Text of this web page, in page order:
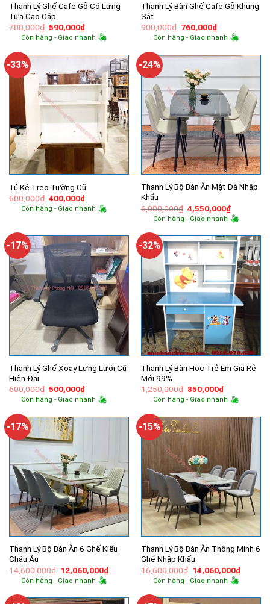
Thanh Lý Ghế Cafe Gỗ Có Lưng
Tựa Cao Cấp
700,000₫ Giá
gốc
là:
590,000₫Giá
hiện
tại
590,000₫.
Còn hàng - Giao nhanh
Thanh Lý Bàn Ghế Cafe Gỗ Khung
Sắt
900,000₫ Giá
gốc
là:
760,000₫Giá
hiện
tại
760,000₫.
Còn hàng - Giao nhanh
-33%
Tủ Kệ Treo Tường Cũ
600,000₫ Giá
gốc
là:
400,000₫Giá
hiện
tại
Còn hàng - Giao nhanh
-24%
Thanh Lý Bộ Bàn Ăn Mặt Đá Nhập
Khẩu
6,000,000₫ Giá
gốc
là:
4,550,000₫Giá
hiện
tại
Còn hàng - Giao nhanh
-17%
Thanh Lý Ghế Xoay Lưng Lưới Cũ
Hiện Đại
600,000₫ Giá
gốc
là:
500,000₫Giá
hiện
tại
500,000₫.
Còn hàng - Giao nhanh
-32%
Thanh Lý Bàn Học Trẻ Em Giá Rẻ
Mới 99%
1,250,000₫ Giá
gốc
là:
850,000₫Giá
hiện
tại
850,000₫.
Còn hàng - Giao nhanh
-17%
Thanh Lý Bộ Bàn Ăn 6 Ghế Kiểu
Châu Âu
14,600,000₫ Giá
gốc
là:
12,060,000₫Giá
hiện
12,060,000₫.
Còn hàng - Giao nhanh
-15%
Thanh Lý Bộ Bàn Ăn Thông Minh 6
Ghế Nhập Khẩu
16,600,000₫ Giá
gốc
là:
14,060,000₫Giá
hiện
Còn hàng - Giao nhanh